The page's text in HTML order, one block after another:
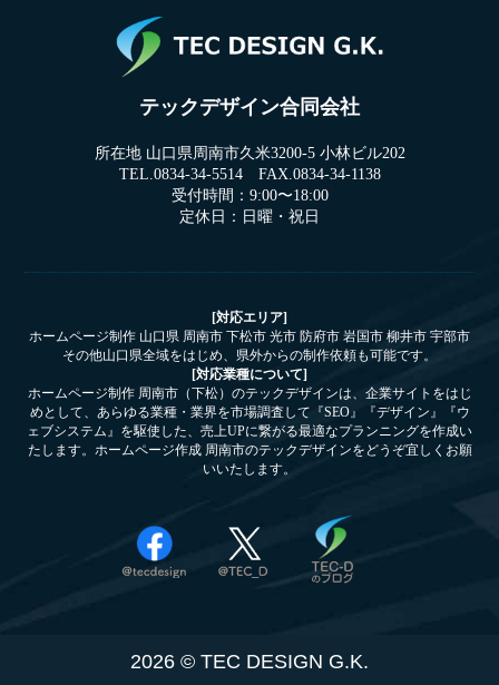
テックデザイン合同会社
所在地 山口県周南市久米3200-5 小林ビル202
TEL.0834-34-5514 FAX.0834-34-1138
受付時間：9:00〜18:00
定休日：日曜・祝日
[対応エリア]
ホームページ制作 山口県 周南市 下松市 光市 防府市 岩国市 柳井市 宇部市
その他山口県全域をはじめ、県外からの制作依頼も可能です。
[対応業種について]
ホームページ制作 周南市（下松）のテックデザインは、企業サイトをはじ
めとして、あらゆる業種・業界を市場調査して『SEO』『デザイン』『ウ
ェブシステム』を駆使した、売上UPに繋がる最適なプランニングを作成い
たします。ホームページ作成 周南市のテックデザインをどうぞ宜しくお願
いいたします。
2026 © TEC DESIGN G.K.